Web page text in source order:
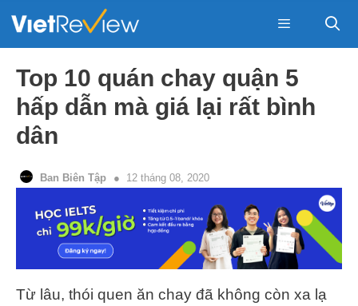
Menu
Top 10 quán chay quận 5
hấp dẫn mà giá lại rất bình
dân
Ban Biên Tập 12 tháng 08, 2020
Từ lâu, thói quen ăn chay đã không còn xa lạ